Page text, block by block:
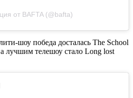
от BAFTA (@bafta)
шоу победа досталась The School
лучшим телешоу стало Long lost